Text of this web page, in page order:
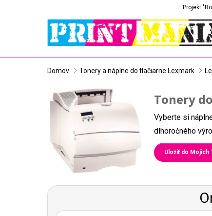
Projekt
Domov Tonery a náplne do tlačiarne Lexmark
Tonery
Vyberte si
dlhoročného
Uložiť do Mojich